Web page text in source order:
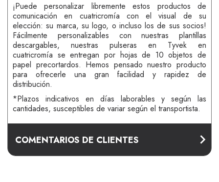
¡Puede personalizar libremente estos productos de
comunicación en cuatricromía con el visual de su
elección: su marca, su logo, o incluso los de sus socios!
Fácilmente personalizables con nuestras plantillas
descargables, nuestras pulseras en Tyvek en
cuatricromía se entregan por hojas de 10 objetos de
papel precortardos. Hemos pensado nuestro producto
para ofrecerle una gran facilidad y rapidez de
distribución.
*Plazos indicativos en días laborables y según las
cantidades, susceptibles de variar según el transportista.
COMENTARIOS DE CLIENTES